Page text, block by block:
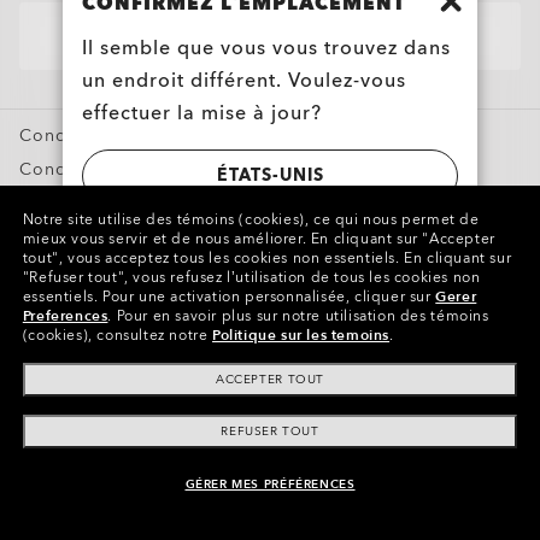
Offres Spéciales
Conditions générales de vente
Conditions d’utilisation
Signaler une contrefaçon
Propriété intellectuelle
Copyright ©2023 Oakley, Inc. Tous droits réservés.
WebID:911 729 598
Autres sites du Groupe
Il semble que vous vous trouvez dans
un endroit différent. Voulez-vous
effectuer la mise à jour?
ÉTATS-UNIS
CANADA
Notre site utilise des témoins (cookies), ce qui nous permet de
mieux vous servir et de nous améliorer. En cliquant sur "Accepter
tout", vous acceptez tous les cookies non essentiels. En cliquant sur
"Refuser tout", vous refusez l’utilisation de tous les cookies non
essentiels. Pour une activation personnalisée, cliquer surGerer
Preferences. Pour en savoir plus sur notre utilisation des témoins
(cookies), consultez notre Politique sur les temoins.
ACCEPTER TOUT
REFUSER TOUT
GÉRER MES PRÉFÉRENCES